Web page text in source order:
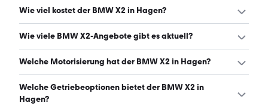
Wie viel kostet der BMW X2 in Hagen?
Ein guter Preis für einen BMW X2 in Hagen liegt zwischen
€ monatlich. (Stand: 9.8.2026)
Wie viele BMW X2-Angebote gibt es aktuell?
Es gibt insgesamt 39 BMW X2 bei mobile.de, davon 36
Welche Motorisierung hat der BMW X2 in Hagen?
Der BMW X2 in Hagen hat Leistungen zwischen 136 und
300 PS. (Stand: 9.8.2026)
Welche Getriebeoptionen bietet der BMW X2 in
Hagen?